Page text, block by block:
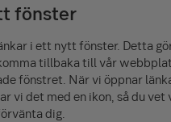
fönster
i ett nytt fönster. Detta
tillbaka till vår
fönstret. När vi öppnar
vi det med en ikon, så du vet
dig.